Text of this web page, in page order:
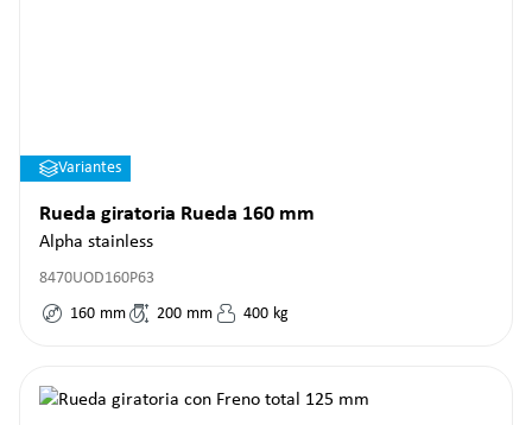
Variantes
Rueda giratoria Rueda 160 mm
Alpha stainless
8470UOD160P63
160 mm 200 mm 400 kg